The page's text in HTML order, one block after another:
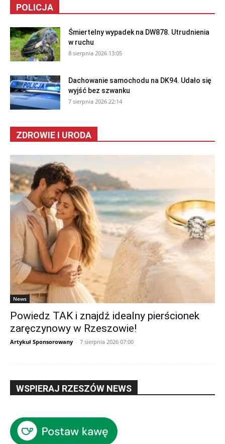
POLICJA
Śmiertelny wypadek na DW878. Utrudnienia
w ruchu
8 sierpnia 2026 13:05
Dachowanie samochodu na DK94. Udało się
wyjść bez szwanku
7 sierpnia 2026 22:14
ZDROWIE I URODA
News
Powiedz TAK i znajdź idealny pierścionek
zaręczynowy w Rzeszowie!
Artykuł Sponsorowany - 7 sierpnia 2026 07:00
WSPIERAJ RZESZÓW NEWS